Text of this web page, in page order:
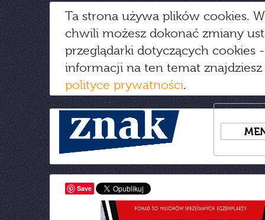
Ta strona używa plików cookies.
chwili możesz dokonać zmiany
przeglądarki dotyczących cookies
informacji na ten temat
polityce prywatności.
Save